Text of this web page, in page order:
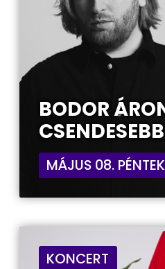
BODOR
MÁJUS 08.
KONCERT